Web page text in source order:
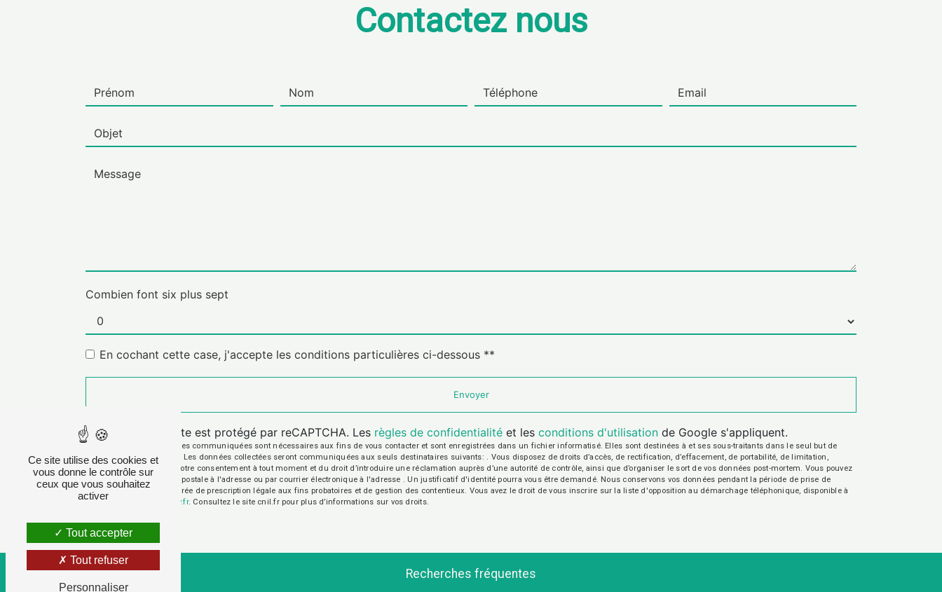
Contactez nous
Combien font six plus sept
En cochant cette case, j'accepte les conditions particulières ci-dessous **
Envoyer
Ce site est protégé par reCAPTCHA. Les règles de confidentialité et les conditions d'utilisation de Google s'appliquent.
** Les données personnelles communiquées sont nécessaires aux fins de vous contacter et sont enregistrées dans un fichier informatisé. Elles sont destinées à et ses sous-traitants dans le seul but de
répondre à votre message. Les données collectées seront communiquées aux seuls destinataires suivants: . Vous disposez de droits d’accès, de rectification, d’effacement, de portabilité, de limitation,
d’opposition, de retrait de votre consentement à tout moment et du droit d’introduire une réclamation auprès d’une autorité de contrôle, ainsi que d’organiser le sort de vos données post-mortem. Vous pouvez
exercer ces droits par voie postale à l'adresse ou par courrier électronique à l'adresse . Un justificatif d'identité pourra vous être demandé. Nous conservons vos données pendant la période de prise de
contact puis pendant la durée de prescription légale aux fins probatoires et de gestion des contentieux. Vous avez le droit de vous inscrire sur la liste d'opposition au démarchage téléphonique, disponible à
cette adresse:
Bloctel.gouv.fr. Consultez le site cnil.fr pour plus d’informations sur vos droits.
Recherches fréquentes
Ce site utilise des cookies et
vous donne le contrôle sur
ceux que vous souhaitez
activer
Tout accepter
Tout refuser
Personnaliser